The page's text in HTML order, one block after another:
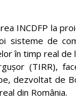
INCDFP la
sisteme de
în timp real de
(TIRR),
dezvoltat de
din România.